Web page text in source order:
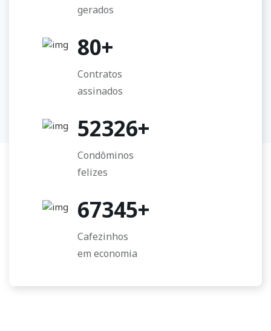
gerados
80+
Contratos
assinados
52326+
Condôminos
felizes
67345+
Cafezinhos
em economia